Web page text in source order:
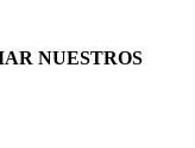
NUESTROS